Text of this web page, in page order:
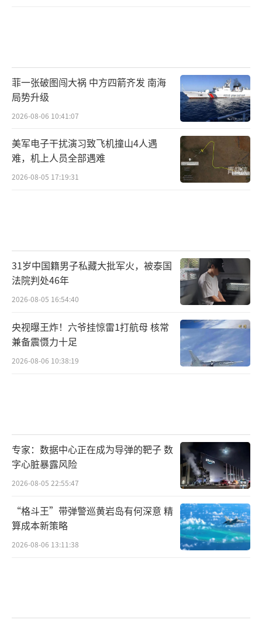
菲一张破图闯大祸 中方四箭齐发 南海
局势升级
2026-08-06 10:41:07
美军电子干扰演习致飞机撞山4人遇
难，机上人员全部遇难
2026-08-05 17:19:31
31岁中国籍男子私藏大批军火，被泰国
法院判处46年
2026-08-05 16:54:40
央视曝王炸！六爷挂惊雷1打航母 核常
兼备震慑力十足
2026-08-06 10:38:19
专家：数据中心正在成为导弹的靶子 数
字心脏暴露风险
2026-08-05 22:55:47
“格斗王”带弹警巡黄岩岛有何深意 精
算成本新策略
2026-08-06 13:11:38